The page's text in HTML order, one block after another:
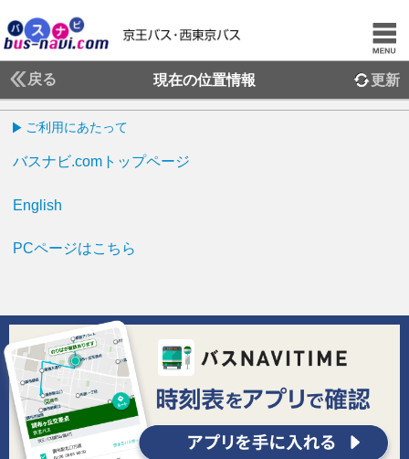
戻る 現在の位置情報 更新
ご利用にあたって
バスナビ.comトップページ
English
PCページはこちら